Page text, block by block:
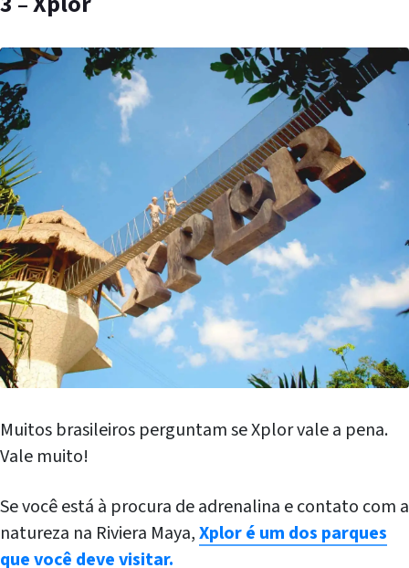
Muitos brasileiros perguntam se Xplor vale a pena.
Vale muito!
Se você está à procura de adrenalina e contato com a
natureza na Riviera Maya,Xplor é um dos parques
que você deve visitar.